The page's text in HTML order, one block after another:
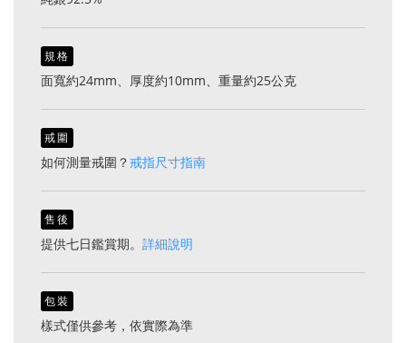
規格
面寬約24mm、厚度約10mm、重量約25公克
戒圍
如何測量戒圍？戒指尺寸指南
售後
提供七日鑑賞期。 詳細說明
包裝
樣式僅供參考，依實際為準